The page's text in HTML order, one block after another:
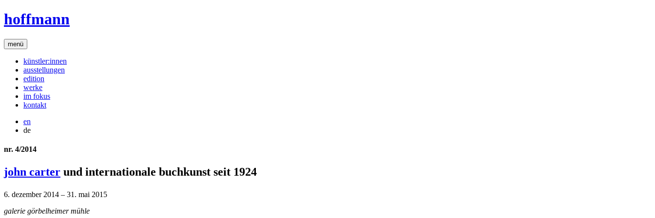
hoffmann
menü
künstler:innen
ausstellungen
edition
werke
im fokus
kontakt
en
de
nr. 4/2014
john carter und internationale buchkunst seit 1924
6. dezember 2014 – 31. mai 2015
galerie görbelheimer mühle